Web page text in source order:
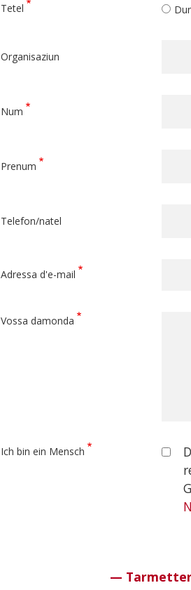
Tetel
Organisaziun
Num
Prenum
Telefon/natel
Adressa d'e-mail
Vossa damonda
Ich bin ein Mensch